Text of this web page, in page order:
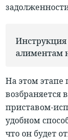
алиментам
На этом
возбраняется
приставом-
удобном
что он будет